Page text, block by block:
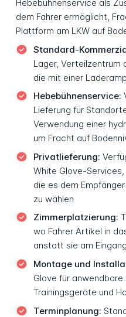
Hebebühnenservice als
dem Fahrer ermöglicht,
Plattform am LKW auf
Standard-
Lager, Verteilzentrum
die mit einer
Hebebühnenservice:
Lieferung für
Verwendung einer
um Fracht auf
Privatlieferung:
White Glove-
die es dem
zu wählen
Zimmerplatzierung:
wo Fahrer Artikel in
anstatt sie am
Montage und
Glove für
Trainingsgeräte und
Terminplanung: